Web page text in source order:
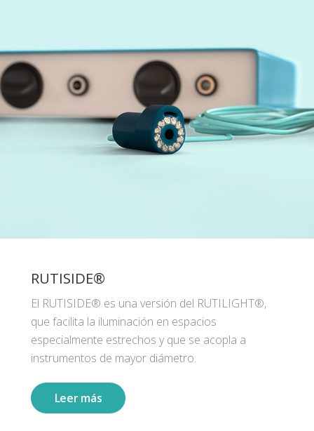
RUTISIDE®
El RUTISIDE® es una versión del RUTILIGHT®,
que facilita la iluminación en espacios
especialmente estrechos y que se acopla a
instrumentos de mayor diámetro.
Leer más